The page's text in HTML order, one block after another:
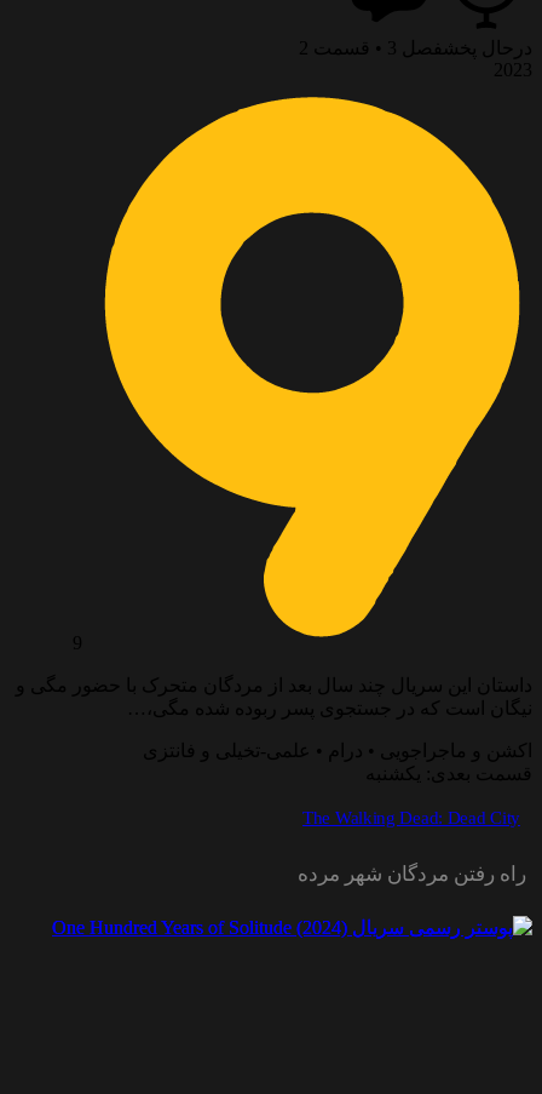
درحال پخش فصل 3 • قسمت 2
2023
9
داستان این سریال چند سال بعد از مردگان متحرک با حضور مگی و
نیگان است که در جستجوی پسر ربوده شده مگی،…
اکشن و ماجراجویی • درام • علمی-تخیلی و فانتزی
قسمت بعدی: یکشنبه
The Walking Dead: Dead City
راه رفتن مردگان شهر مرده